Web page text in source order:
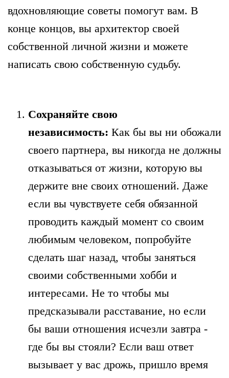
вдохновляющие советы помогут вам. В
конце концов, вы архитектор своей
собственной личной жизни и можете
написать свою собственную судьбу.
Сохраняйте свою
независимость: Как бы вы ни обожали
своего партнера, вы никогда не должны
отказываться от жизни, которую вы
держите вне своих отношений. Даже
если вы чувствуете себя обязанной
проводить каждый момент со своим
любимым человеком, попробуйте
сделать шаг назад, чтобы заняться
своими собственными хобби и
интересами. Не то чтобы мы
предсказывали расставание, но если
бы ваши отношения исчезли завтра -
где бы вы стояли? Если ваш ответ
вызывает у вас дрожь, пришло время